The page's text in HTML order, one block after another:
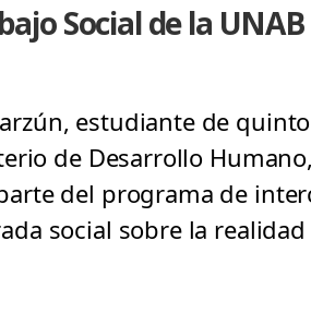
Social de la
estudiante de
de Desarrollo
del programa de
social sobre la